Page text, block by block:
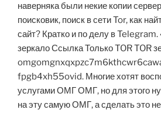
наверняка были некие копии
поисковик, поиск в сети Tor, как
сайт? Кратко и по делу в
зеркало Ссылка Только TOR TOR
fpgb4xh55ovid. Многие хотят
услугами ОМГ ОМГ, но для этого
на эту самую ОМГ, а сделать это